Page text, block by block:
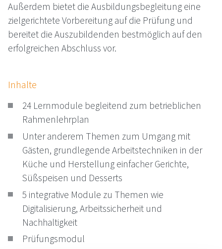
Außerdem bietet die Ausbildungsbegleitung eine
zielgerichtete Vorbereitung auf die Prüfung und
bereitet die Auszubildenden bestmöglich auf den
erfolgreichen Abschluss vor.
Inhalte
24 Lernmodule begleitend zum betrieblichen
Rahmenlehrplan
Unter anderem Themen zum Umgang mit
Gästen, grundlegende Arbeitstechniken in der
Küche und Herstellung einfacher Gerichte,
Süßspeisen und Desserts
5 integrative Module zu Themen wie
Digitalisierung, Arbeitssicherheit und
Nachhaltigkeit
Prüfungsmodul